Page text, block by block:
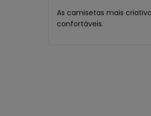
As camisetas mais
confortáveis.